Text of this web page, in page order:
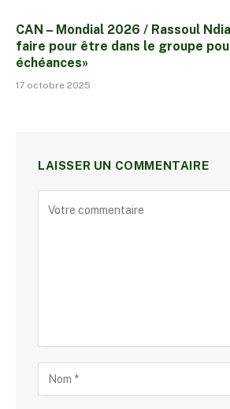
CAN – Mondial 2026 / Rassoul
faire pour être dans le groupe
échéances»
17 octobre 2025
LAISSER UN COMMENTAIRE